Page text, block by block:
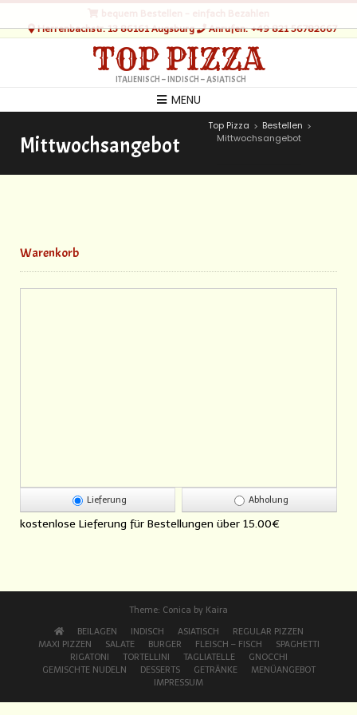
Herrenbachstr. 13 86161 Augsburg
Anrufen: +49 821 56782667
TOP PIZZA
ITALIENISCH – INDISCH – ASIATISCH
MENU
Mittwochsangebot
Top Pizza > Bestellen >
Mittwochsangebot
Warenkorb
Lieferung Abholung
kostenlose Lieferung für Bestellungen über 15.00€
Theme: Conica by Kaira
BEILAGEN INDISCH ASIATISCH
REGULAR PIZZEN
MAXI PIZZEN
SALATE BURGER FLEISCH – FISCH
SPAGHETTI
RIGATONI
TORTELLINI TAGLIATELLE
GNOCCHI
GEMISCHTE NUDELN
DESSERTS GETRÄNKE
MENÜANGEBOT
IMPRESSUM